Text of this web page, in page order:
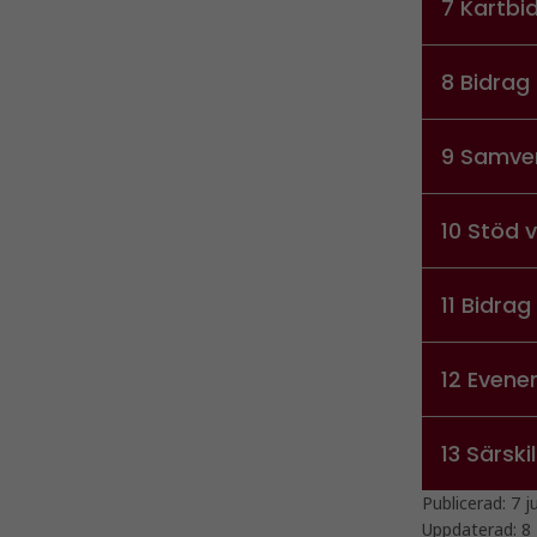
7
8
9
10 Stöd
11
12
13
Publicerad: 7
Uppdaterad: 8